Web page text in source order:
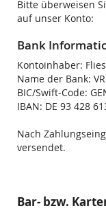
Bitte überweisen
auf unser Konto:
Bank
Kontoinhaber:
Name der Bank:
BIC/Swift-Code:
IBAN: DE 93 428
Nach
versendet.
Bar- bzw.